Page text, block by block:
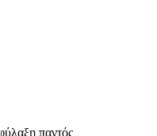
παντός